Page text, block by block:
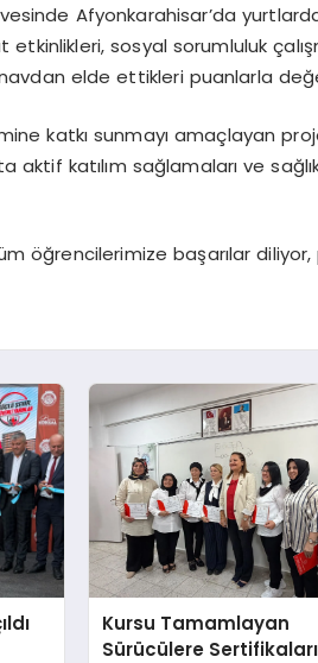
Afyonkarahisar’da
sosyal sorumluluk
elde ettikleri puanlarla
katkı sunmayı amaçlayan
aktif katılım sağlamaları ve
öğrencilerimize başarılar
Kursu Tamamlayan
Sürücülere